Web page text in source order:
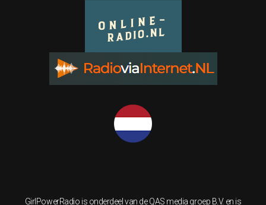
GirlPowerRadio is onderdeel van de QAS media groep B.V. en is